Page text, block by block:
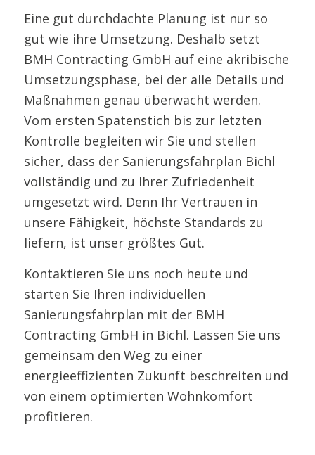
Eine gut durchdachte Planung ist nur so
gut wie ihre Umsetzung. Deshalb setzt
BMH Contracting GmbH auf eine akribische
Umsetzungsphase, bei der alle Details und
Maßnahmen genau überwacht werden.
Vom ersten Spatenstich bis zur letzten
Kontrolle begleiten wir Sie und stellen
sicher, dass der Sanierungsfahrplan Bichl
vollständig und zu Ihrer Zufriedenheit
umgesetzt wird. Denn Ihr Vertrauen in
unsere Fähigkeit, höchste Standards zu
liefern, ist unser größtes Gut.
Kontaktieren Sie uns noch heute und
starten Sie Ihren individuellen
Sanierungsfahrplan mit der BMH
Contracting GmbH in Bichl. Lassen Sie uns
gemeinsam den Weg zu einer
energieeffizienten Zukunft beschreiten und
von einem optimierten Wohnkomfort
profitieren.